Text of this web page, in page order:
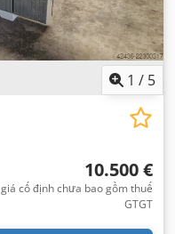
1 / 5
10.500 €
giá cố định chưa bao gồm thuế
GTGT